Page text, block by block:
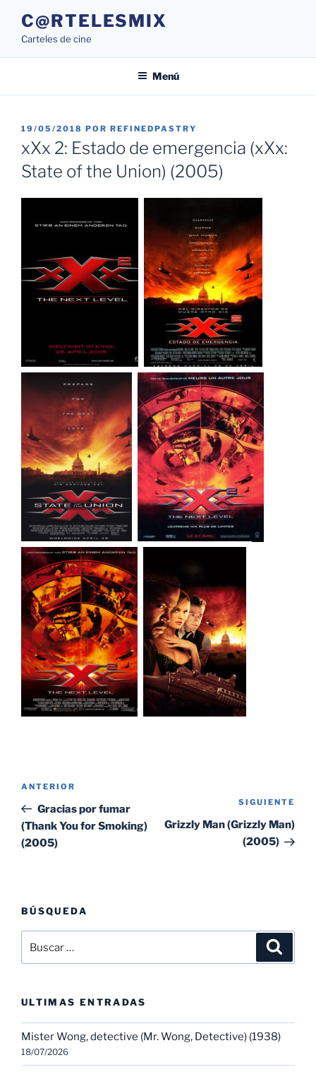
contenido
C@RTELESMIX
Carteles de cine
Menú
PUBLICADO
EL
19/05/2018 POR REFINEDPASTRY
xXx 2: Estado de emergencia (xXx:
State of the Union) (2005)
entradas
Entrada
anterior:
ANTERIOR
Gracias por fumar
(Thank You for Smoking)
(2005)
SIGUIENTE
Grizzly Man (Grizzly Man)
(2005)
BÚSQUEDA
por:
ULTIMAS ENTRADAS
Mister Wong, detective (Mr. Wong, Detective) (1938)
18/07/2026